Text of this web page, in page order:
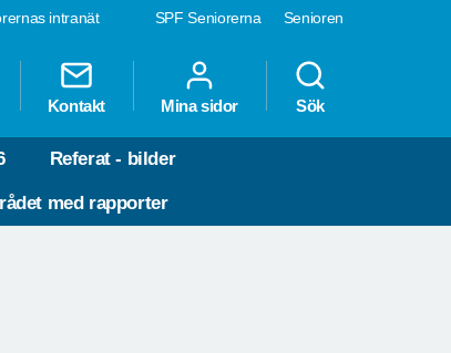
SPF Seniorerna Senioren
intranät
Kontakt Mina sidor Sök
Referat - bilder
med rapporter